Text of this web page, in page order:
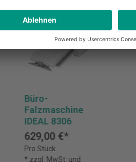
Büro-
Falzmaschine
IDEAL 8306
629,00 €*
Pro Stück
* zzgl. MwSt. und